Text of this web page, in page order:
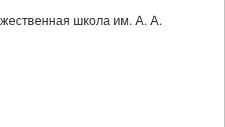
школа им. А. А.